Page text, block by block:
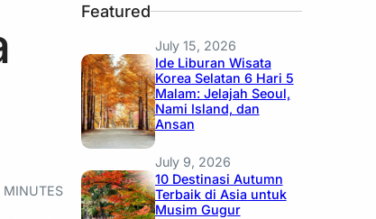
MINUTES
Featured
July 15, 2026
Ide Liburan Wisata
Korea Selatan 6 Hari 5
Malam: Jelajah Seoul,
Nami Island, dan
Ansan
July 9, 2026
10 Destinasi Autumn
Terbaik di Asia untuk
Musim Gugur